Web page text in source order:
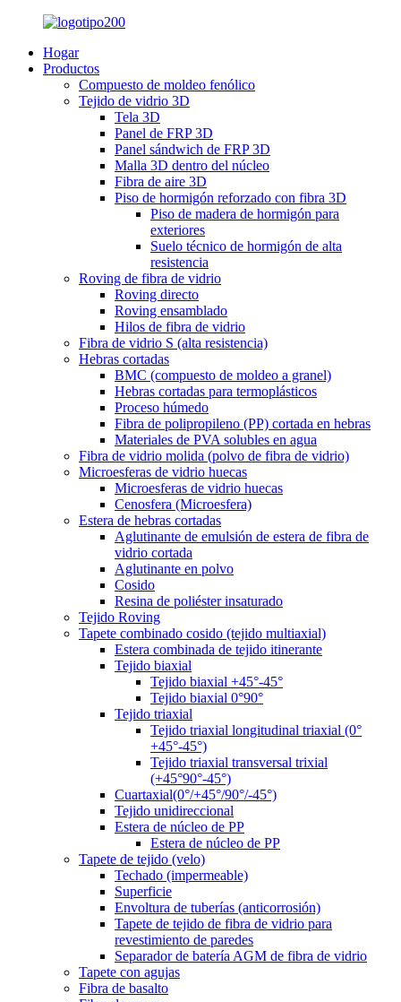
Hogar
Productos
Compuesto de moldeo fenólico
Tejido de vidrio 3D
Tela 3D
Panel de FRP 3D
Panel sándwich de FRP 3D
Malla 3D dentro del núcleo
Fibra de aire 3D
Piso de hormigón reforzado con fibra 3D
Piso de madera de hormigón para
exteriores
Suelo técnico de hormigón de alta
resistencia
Roving de fibra de vidrio
Roving directo
Roving ensamblado
Hilos de fibra de vidrio
Fibra de vidrio S (alta resistencia)
Hebras cortadas
BMC (compuesto de moldeo a granel)
Hebras cortadas para termoplásticos
Proceso húmedo
Fibra de polipropileno (PP) cortada en hebras
Materiales de PVA solubles en agua
Fibra de vidrio molida (polvo de fibra de vidrio)
Microesferas de vidrio huecas
Microesferas de vidrio huecas
Cenosfera (Microesfera)
Estera de hebras cortadas
Aglutinante de emulsión de estera de fibra de
vidrio cortada
Aglutinante en polvo
Cosido
Resina de poliéster insaturado
Tejido Roving
Tapete combinado cosido (tejido multiaxial)
Estera combinada de tejido itinerante
Tejido biaxial
Tejido biaxial +45°-45°
Tejido biaxial 0°90°
Tejido triaxial
Tejido triaxial longitudinal triaxial (0°
+45°-45°)
Tejido triaxial transversal trixial
(+45°90°-45°)
Cuartaxial(0°/+45°/90°/-45°)
Tejido unidireccional
Estera de núcleo de PP
Estera de núcleo de PP
Tapete de tejido (velo)
Techado (impermeable)
Superficie
Envoltura de tuberías (anticorrosión)
Tapete de tejido de fibra de vidrio para
revestimiento de paredes
Separador de batería AGM de fibra de vidrio
Tapete con agujas
Fibra de basalto